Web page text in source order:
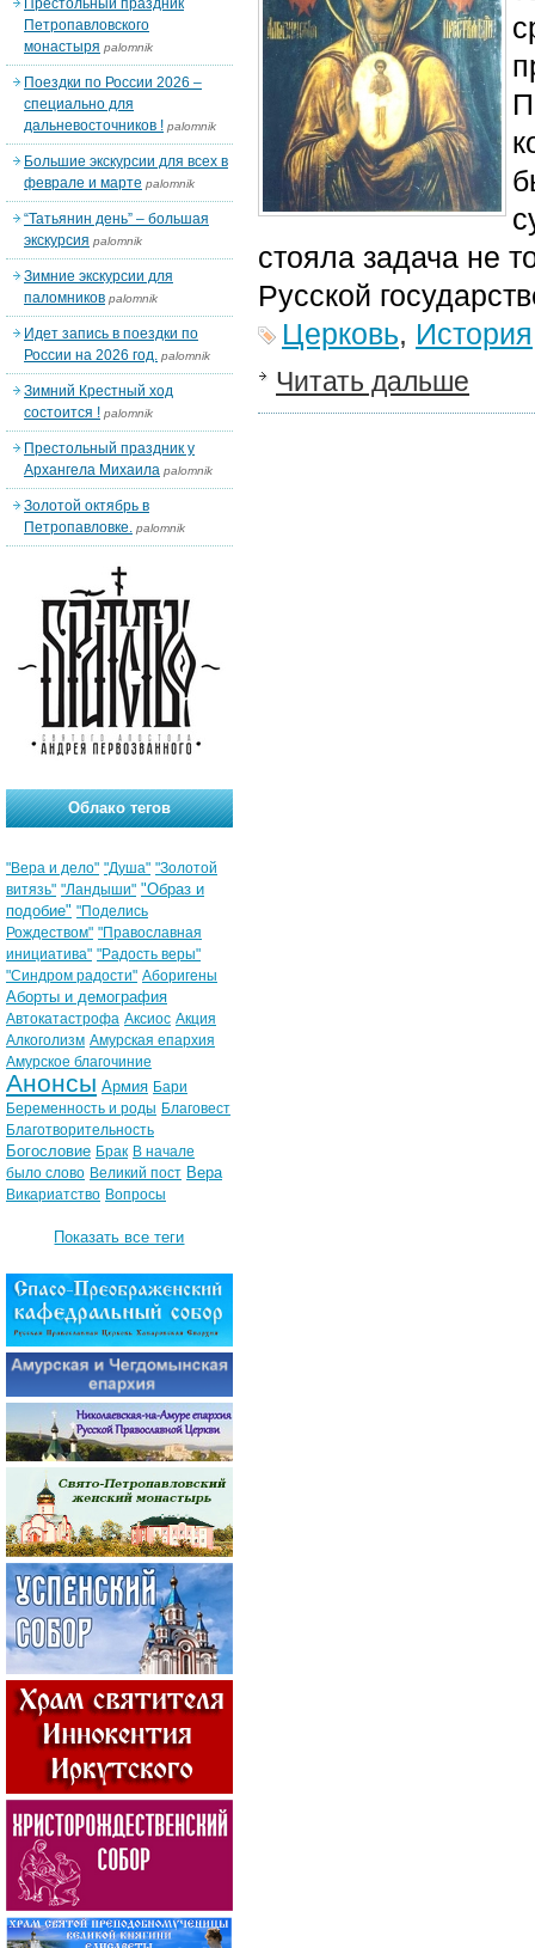
стояла задача не
Русской
Церковь, История
Читать дальше
Престольный праздник
Петропавловского
монастыря palomnik
Поездки по России 2026 –
специально для
дальневосточников ! palomnik
Большие экскурсии для всех в
феврале и марте palomnik
“Татьянин день” – большая
экскурсия palomnik
Зимние экскурсии для
паломников palomnik
Идет запись в поездки по
России на 2026 год. palomnik
Зимний Крестный ход
состоится ! palomnik
Престольный праздник у
Архангела Михаила palomnik
Золотой октябрь в
Петропавловке. palomnik
Облако тегов
"Вера и дело" "Душа" "Золотой
витязь" "Ландыши" "Образ и
подобие" "Поделись
Рождеством" "Православная
инициатива" "Радость веры"
"Синдром радости" Аборигены
Аборты и демография
Автокатастрофа Аксиос Акция
Алкоголизм Амурская епархия
Амурское благочиние
Анонсы Армия Бари
Беременность и роды Благовест
Благотворительность
Богословие Брак В начале
было слово Великий пост Вера
Викариатство Вопросы
Показать все теги